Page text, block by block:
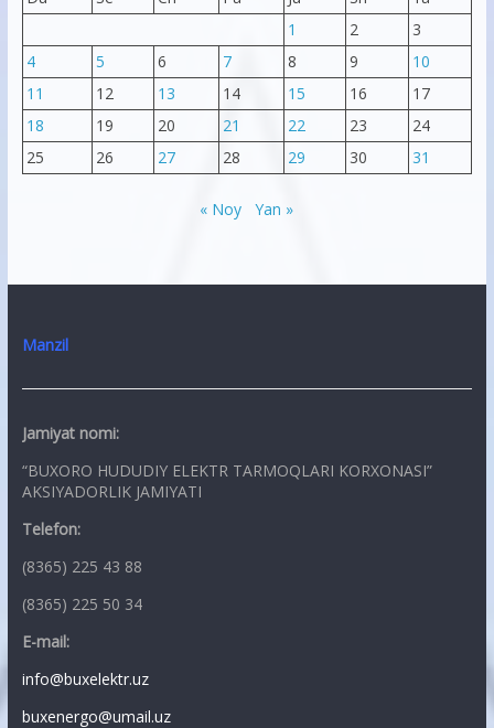
1
2
3
4
5 6 7 8 9
10
11
12 13 14 15 16
17
18
19 20 21 22 23
24
25
26 27 28 29 30 31
« Noy Yan »
Manzil
Jamiyat nomi:
“BUXORO HUDUDIY ELEKTR TARMOQLARI KORXONASI”
AKSIYADORLIK JAMIYATI
Telefon:
(8365) 225 43 88
(8365) 225 50 34
E-mail:
info@buxelektr.uz
buxenergo@umail.uz